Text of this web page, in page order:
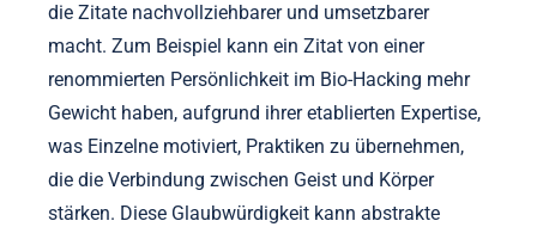
die Zitate nachvollziehbarer und umsetzbarer
macht. Zum Beispiel kann ein Zitat von einer
renommierten Persönlichkeit im Bio-Hacking mehr
Gewicht haben, aufgrund ihrer etablierten Expertise,
was Einzelne motiviert, Praktiken zu übernehmen,
die die Verbindung zwischen Geist und Körper
stärken. Diese Glaubwürdigkeit kann abstrakte